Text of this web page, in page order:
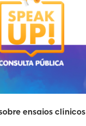
ensaios clínicos